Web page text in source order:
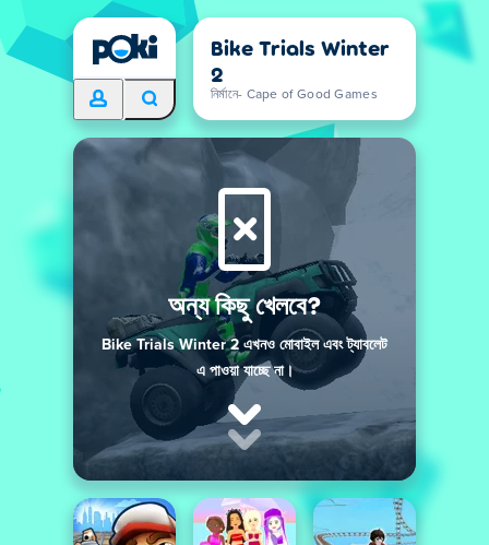
Bike Trials Winter
2
নির্মানে- Cape of Good Games
অন্য কিছু খেলবে?
Bike Trials Winter 2 এখনও মোবাইল এবং ট্যাবলেট
এ পাওয়া যাচ্ছে না।